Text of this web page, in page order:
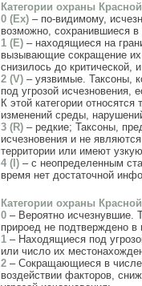
Категории охраны
0 (Ex) – по-видимому,
возможно, сохранившиеся
1 (E) – находящиеся на
вызывающие сокращение их
снизилось до критической,
2 (V) – уязвимые. Таксоны,
под угрозой
К этой категории
изменений среды,
3 (R) – редкие; Таксоны,
исчезновения и не
территории или имеют
4 (I) – с неопределенным
время нет достаточной
Категории охраны
0 – Вероятно исчезнувшие.
прироед не подтверждено в
1 – Находящиеся под
или число их
2 – Сокращающиеся в
воздействии факторов,